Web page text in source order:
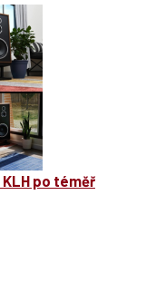
po téměř